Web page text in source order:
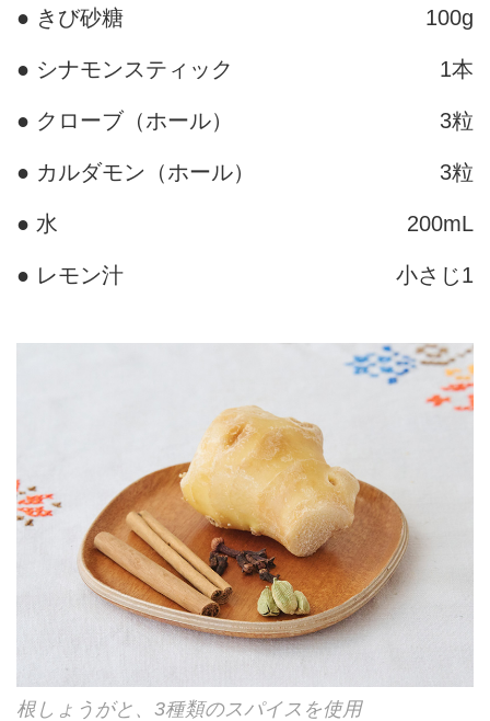
● きび砂糖 100g
● シナモンスティック 1本
● クローブ（ホール） 3粒
● カルダモン（ホール） 3粒
● 水 200mL
● レモン汁 小さじ1
根しょうがと、3種類のスパイスを使用